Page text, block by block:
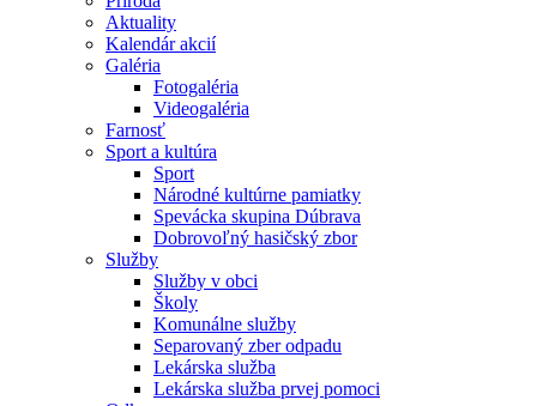
Aktuality
Kalendár akcií
Galéria
Fotogaléria
Videogaléria
Farnosť
Sport a kultúra
Sport
Národné kultúrne pamiatky
Spevácka skupina Dúbrava
Dobrovoľný hasičský zbor
Služby
Služby v obci
Školy
Komunálne služby
Separovaný zber odpadu
Lekárska služba
Lekárska služba prvej pomoci